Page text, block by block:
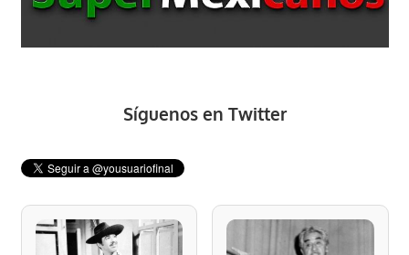
Síguenos en Twitter